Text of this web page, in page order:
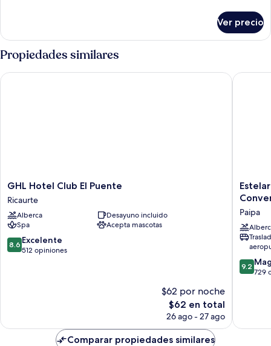
clásica
Ver precio
Propiedades similares
GHL
Hotel
Club
El
Puente
Ricaurte
GHL Hotel Club El Puente
Ricaurte
Alberca
Desayuno incluido
Spa
Acepta mascotas
8.6
de
8.6 Excelente
512 opiniones
$62 por noche
El
precio
es
$62 en total
26 ago - 27 ago
GHL Hotel Club El Puente
Estelar
Paipa
Spa
&
Centro
Paipa
Paipa
9.2
de
9.2
729
Estelar
Comparar propiedades similares